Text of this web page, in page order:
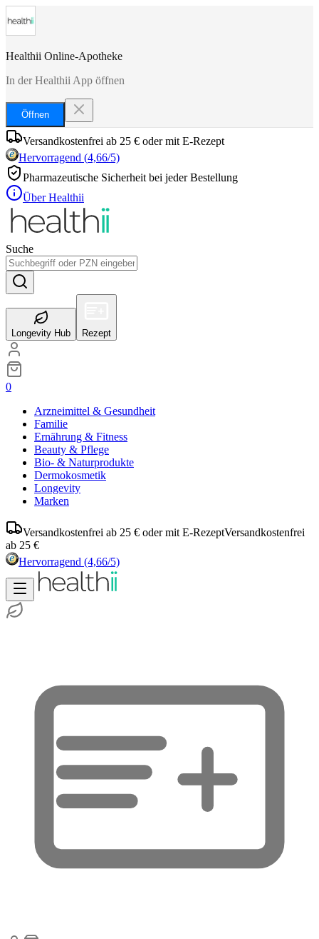
Healthii Online-Apotheke
In der Healthii App öffnen
Öffnen
Versandkostenfrei ab 25 € oder mit E-Rezept
Hervorragend (4,66/5)
Pharmazeutische Sicherheit bei jeder Bestellung
Über Healthii
Suche
Longevity Hub Rezept
0
Arzneimittel & Gesundheit
Familie
Ernährung & Fitness
Beauty & Pflege
Bio- & Naturprodukte
Dermokosmetik
Longevity
Marken
Versandkostenfrei ab 25 € oder mit E-RezeptVersandkostenfrei
ab 25 €
Hervorragend (4,66/5)